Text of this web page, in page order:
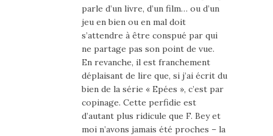
parle d’un livre, d’un film… ou d’un
jeu en bien ou en mal doit
s’attendre à être conspué par qui
ne partage pas son point de vue.
En revanche, il est franchement
déplaisant de lire que, si j’ai écrit du
bien de la série « Epées », c’est par
copinage. Cette perfidie est
d’autant plus ridicule que F. Bey et
moi n’avons jamais été proches – la